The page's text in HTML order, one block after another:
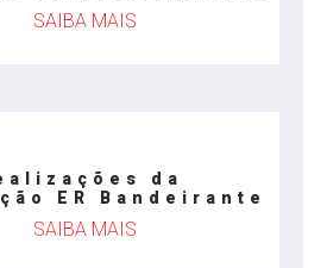
SAIBA MAIS
da
ER Bandeirante
SAIBA MAIS